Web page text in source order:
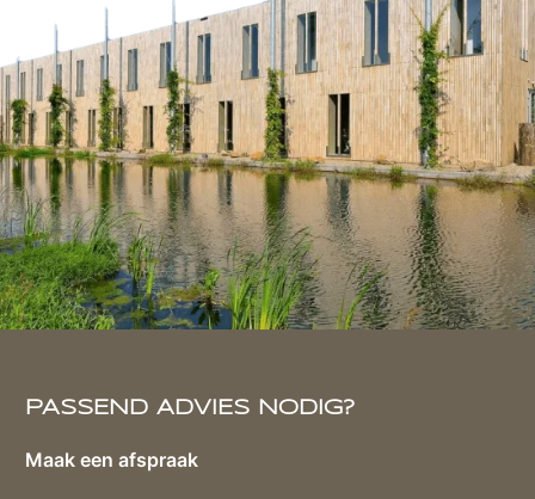
PASSEND ADVIES NODIG?
Maak een afspraak